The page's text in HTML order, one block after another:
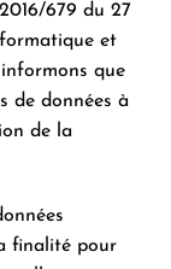
679 du 27
et
que
de données à
de la
finalité pour